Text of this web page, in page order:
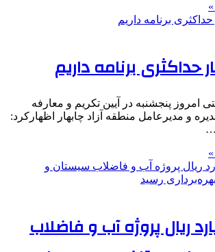
حداکثری برنامه داریم
امروز پنجشنبه در آیین تکریم و معارفه
و مدیرعامل منطقه آزاد چابهار اظهارکرد:
ریال پروژه آب و فاضلاب